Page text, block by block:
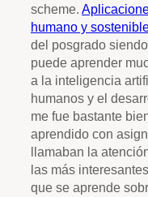
scheme.
humano y
del posgrado
puede aprender
a la inteligencia
humanos y el
me fue bastante
aprendido con
llamaban la
las más
que se aprende